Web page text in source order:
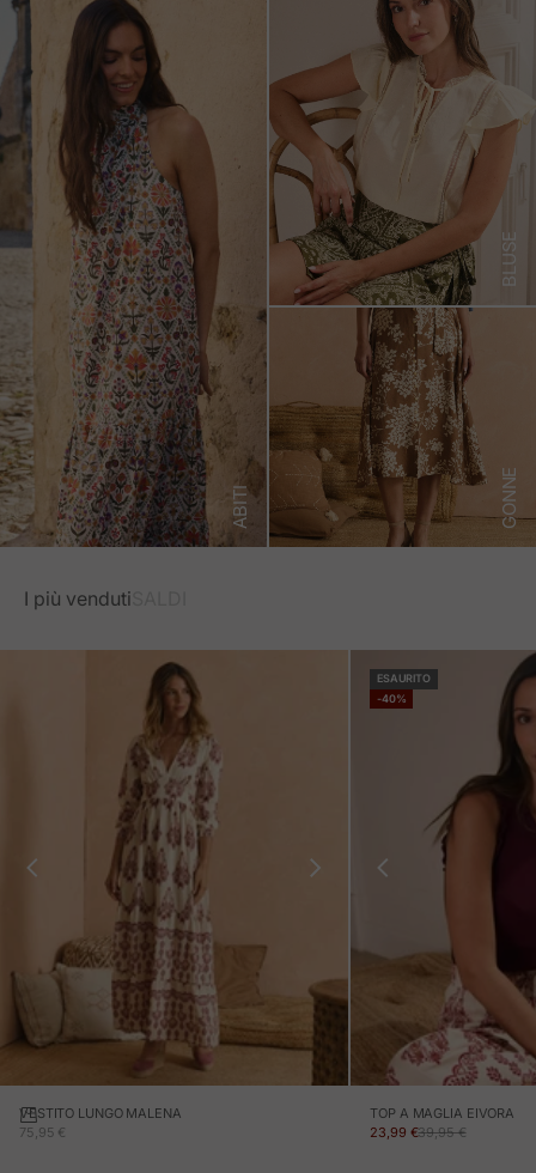
ABITI
BLUSE
GONNE
I più venduti
VESTITO LUNGO MALENA
PREZZO IN OFFERTA
75,95 €
ESAURITO
-40%
TOP A MAGLIA EIVORA
PREZZO IN OFFERTA
23,99 €PREZZO NORMALE
39,95 €